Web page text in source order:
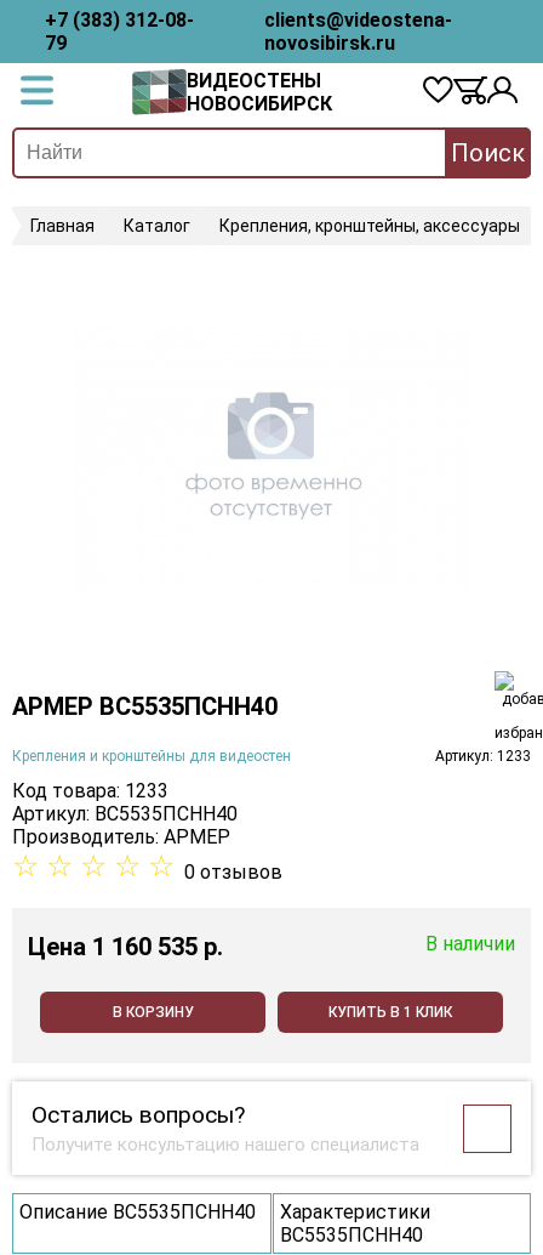
+7 (383) 312-08-
79
clients@videostena-
novosibirsk.ru
ВИДЕОСТЕНЫ
НОВОСИБИРСК
Поиск
Главная Каталог Крепления, кронштейны, аксессуары
АРМЕР ВС5535ПСНН40
Крепления и кронштейны для видеостен Артикул: 1233
Код товара: 1233
Артикул: ВС5535ПСНН40
Производитель: АРМЕР
☆ ☆ ☆ ☆ ☆ 0 отзывов
Цена 1 160 535 p. В наличии
В КОРЗИНУ КУПИТЬ В 1 КЛИК
Остались вопросы?
Получите консультацию нашего специалиста
Описание ВС5535ПСНН40
Характеристики
ВС5535ПСНН40